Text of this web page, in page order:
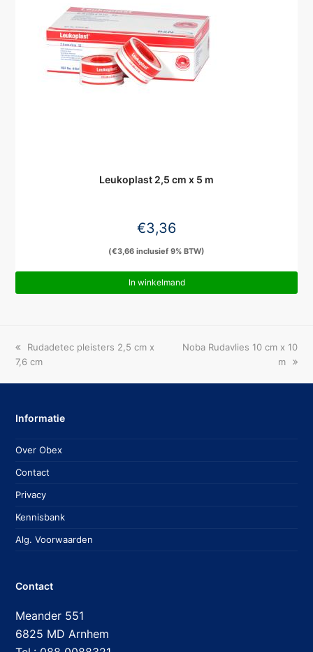
Leukoplast 2,5 cm x 5 m
€3,36
(€3,66 inclusief 9% BTW)
In winkelmand
previous
post:
Rudadetec pleisters 2,5 cm x
7,6 cm
next
Noba Rudavlies 10 cm x 10
m
Informatie
Over Obex
Contact
Privacy
Kennisbank
Alg. Voorwaarden
Contact
Meander 551
6825 MD Arnhem